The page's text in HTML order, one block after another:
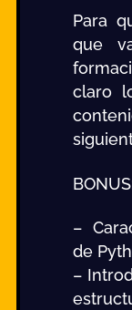
Para
que
claro
–
de
–